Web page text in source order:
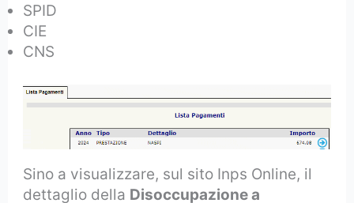
SPID
CIE
CNS
Sino a visualizzare, sul sito Inps Online, il
dettaglio della Disoccupazione a